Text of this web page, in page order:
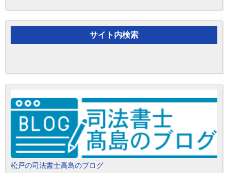
サイト内検索
松戸の司法書士高島のブログ